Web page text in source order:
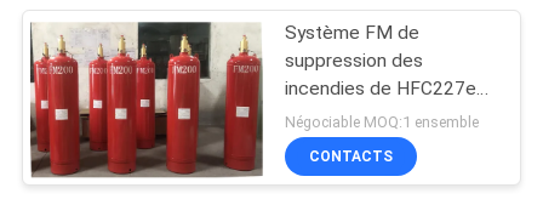
Extincteur
automatique
Système FM de
suppression des
incendies de HFC227ea
200 cylindres dans l'ODM
d'OEM de chambre
sourde
Négociable MOQ:1 ensemble
CONTACTS